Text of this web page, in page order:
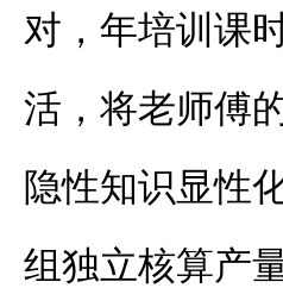
对，年培训课
活，将老师傅
隐性知识显性
组独立核算产